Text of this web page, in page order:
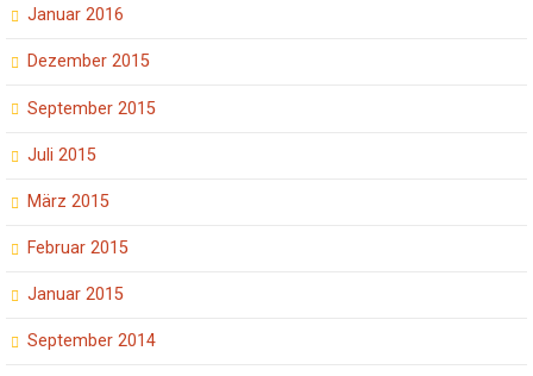
Januar 2016
Dezember 2015
September 2015
Juli 2015
März 2015
Februar 2015
Januar 2015
September 2014